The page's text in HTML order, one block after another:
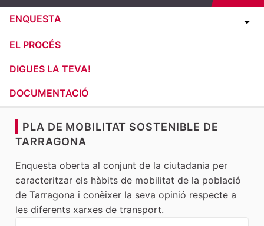
ENQUESTA
EL PROCÉS
DIGUES LA TEVA!
DOCUMENTACIÓ
PLA DE MOBILITAT SOSTENIBLE DE
TARRAGONA
Enquesta oberta al conjunt de la ciutadania per
caracteritzar els hàbits de mobilitat de la població
de Tarragona i conèixer la seva opinió respecte a
les diferents xarxes de transport.